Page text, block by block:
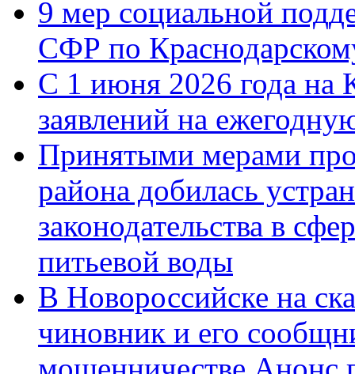
9 мер социальной
СФР по
С 1 июня 2026 года на
заявлений на
Принятыми мерами
района добилась
законодательства в
питьевой воды
В Новороссийске на
чиновник и его